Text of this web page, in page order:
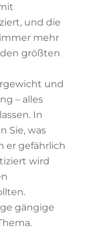
und die
mehr
größten
und
– alles
In
Sie, was
er gefährlich
wird
gängige